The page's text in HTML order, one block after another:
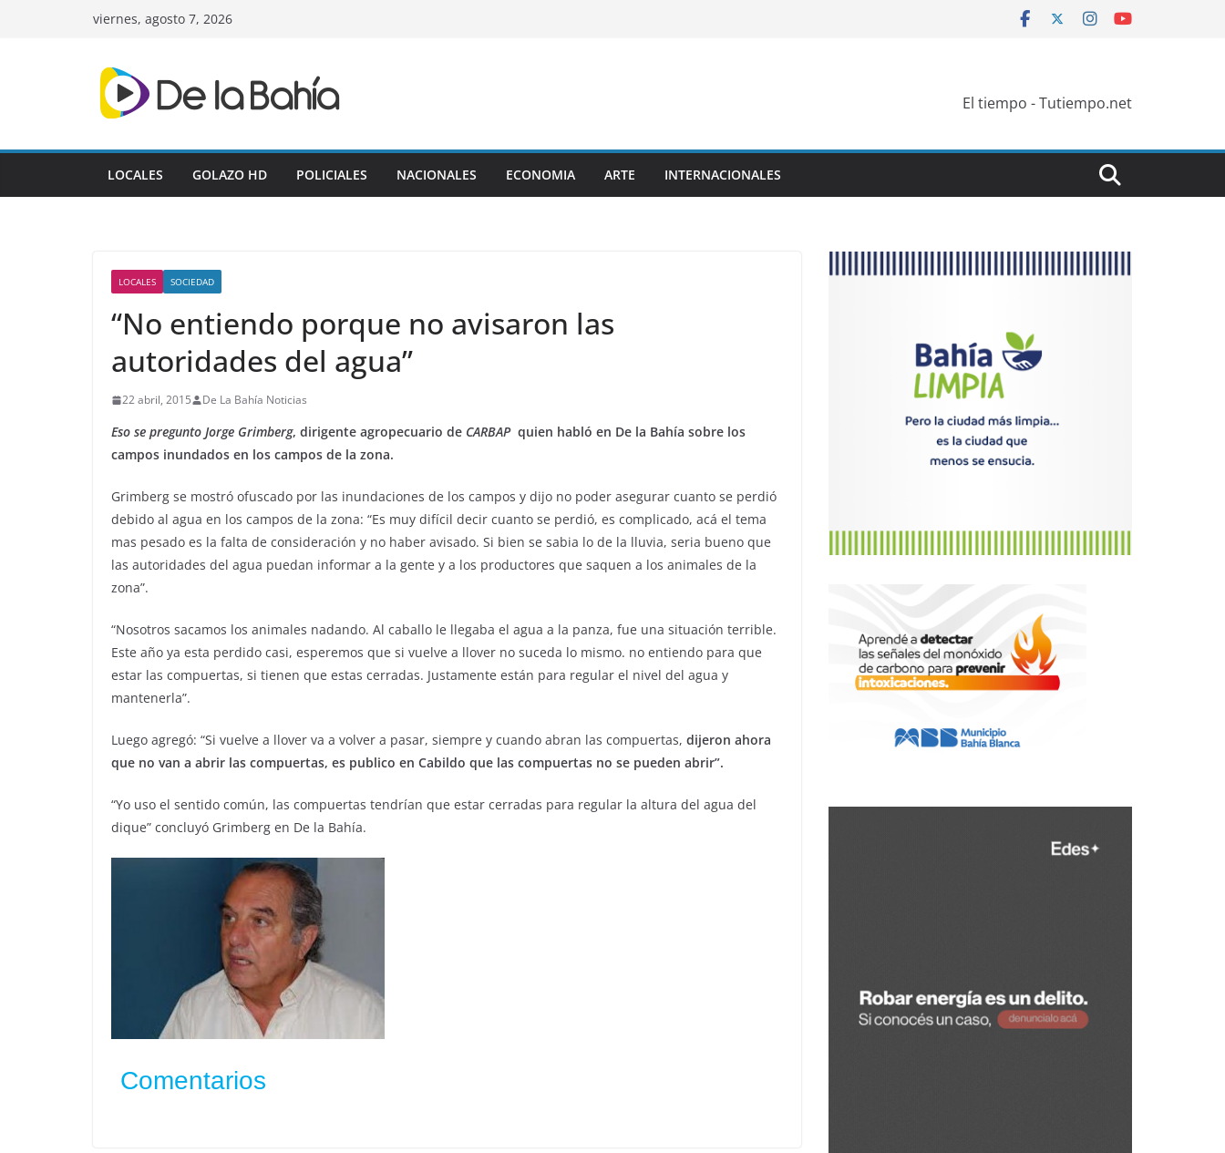
viernes, agosto 7, 2026
El tiempo - Tutiempo.net
LOCALES GOLAZO HD POLICIALES NACIONALES ECONOMIA ARTE INTERNACIONALES
LOCALES SOCIEDAD
“No entiendo porque no avisaron las
autoridades del agua”
22 abril, 2015 De La Bahía Noticias
Eso se pregunto Jorge Grimberg, dirigente agropecuario de CARBAPquien habló en De la Bahía sobre los
campos inundados en los campos de la zona.
Grimberg se mostró ofuscado por las inundaciones de los campos y dijo no poder asegurar cuanto se perdió
debido al agua en los campos de la zona: “Es muy difícil decir cuanto se perdió, es complicado, acá el tema
mas pesado es la falta de consideración y no haber avisado. Si bien se sabia lo de la lluvia, seria bueno que
las autoridades del agua puedan informar a la gente y a los productores que saquen a los animales de la
zona”.
“Nosotros sacamos los animales nadando. Al caballo le llegaba el agua a la panza, fue una situación terrible.
Este año ya esta perdido casi, esperemos que si vuelve a llover no suceda lo mismo. no entiendo para que
estar las compuertas, si tienen que estas cerradas. Justamente están para regular el nivel del agua y
mantenerla”.
Luego agregó: “Si vuelve a llover va a volver a pasar, siempre y cuando abran las compuertas, dijeron ahora
que no van a abrir las compuertas, es publico en Cabildo que las compuertas no se pueden abrir”.
“Yo uso el sentido común, las compuertas tendrían que estar cerradas para regular la altura del agua del
dique” concluyó Grimberg en De la Bahía.
Comentarios